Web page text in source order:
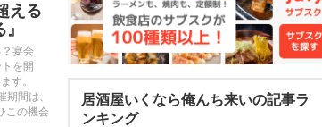
える
宴会
を開
す。
間は、
この機会
居酒屋いくなら俺んち来いの記事ラ
ンキング